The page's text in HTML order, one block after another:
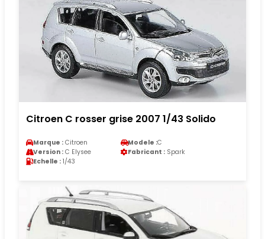
Citroen C rosser grise 2007 1/43 Solido
Marque : Citroen Modele :C
Version : C Elysee Fabricant : Spark
Echelle : 1/43